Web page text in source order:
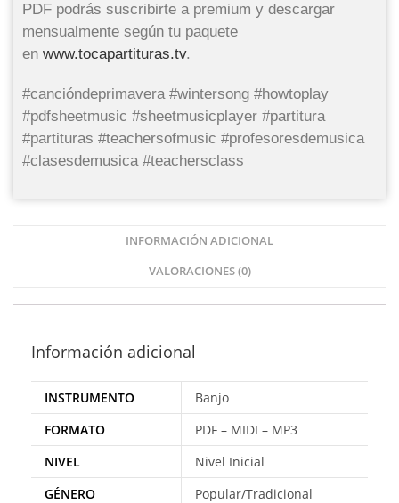
PDF podrás suscribirte a premium y descargar
mensualmente según tu paquete
en www.tocapartituras.tv.
#cancióndeprimavera #wintersong #howtoplay
#pdfsheetmusic #sheetmusicplayer #partitura
#partituras #teachersofmusic #profesoresdemusica
#clasesdemusica #teachersclass
INFORMACIÓN ADICIONAL
VALORACIONES (0)
Información adicional
INSTRUMENTO
Banjo
FORMATO
PDF – MIDI – MP3
NIVEL
Nivel Inicial
GÉNERO
Popular/Tradicional